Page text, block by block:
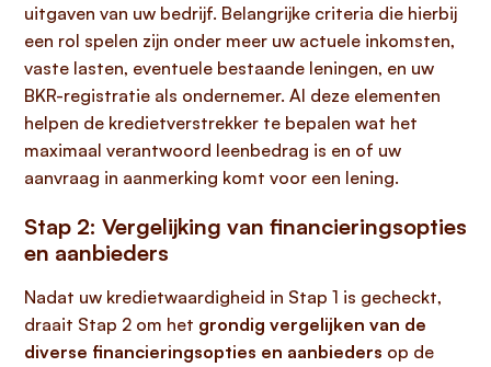
uitgaven van uw bedrijf. Belangrijke criteria die hierbij
een rol spelen zijn onder meer uw actuele inkomsten,
vaste lasten, eventuele bestaande leningen, en uw
BKR-registratie als ondernemer. Al deze elementen
helpen de kredietverstrekker te bepalen wat het
maximaal verantwoord leenbedrag is en of uw
aanvraag in aanmerking komt voor een lening.
Stap 2: Vergelijking van financieringsopties
en aanbieders
Nadat uw kredietwaardigheid in Stap 1 is gecheckt,
draait Stap 2 om het grondig vergelijken van de
diverse financieringsopties en aanbieders op de